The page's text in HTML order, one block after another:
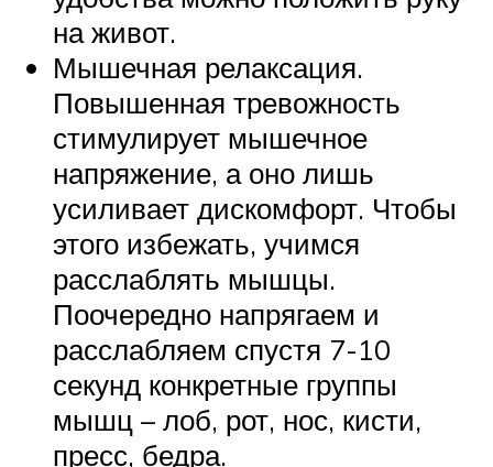
на живот.
Мышечная релаксация.
Повышенная тревожность
стимулирует мышечное
напряжение, а оно лишь
усиливает дискомфорт. Чтобы
этого избежать, учимся
расслаблять мышцы.
Поочередно напрягаем и
расслабляем спустя 7-10
секунд конкретные группы
мышц – лоб, рот, нос, кисти,
пресс, бедра.